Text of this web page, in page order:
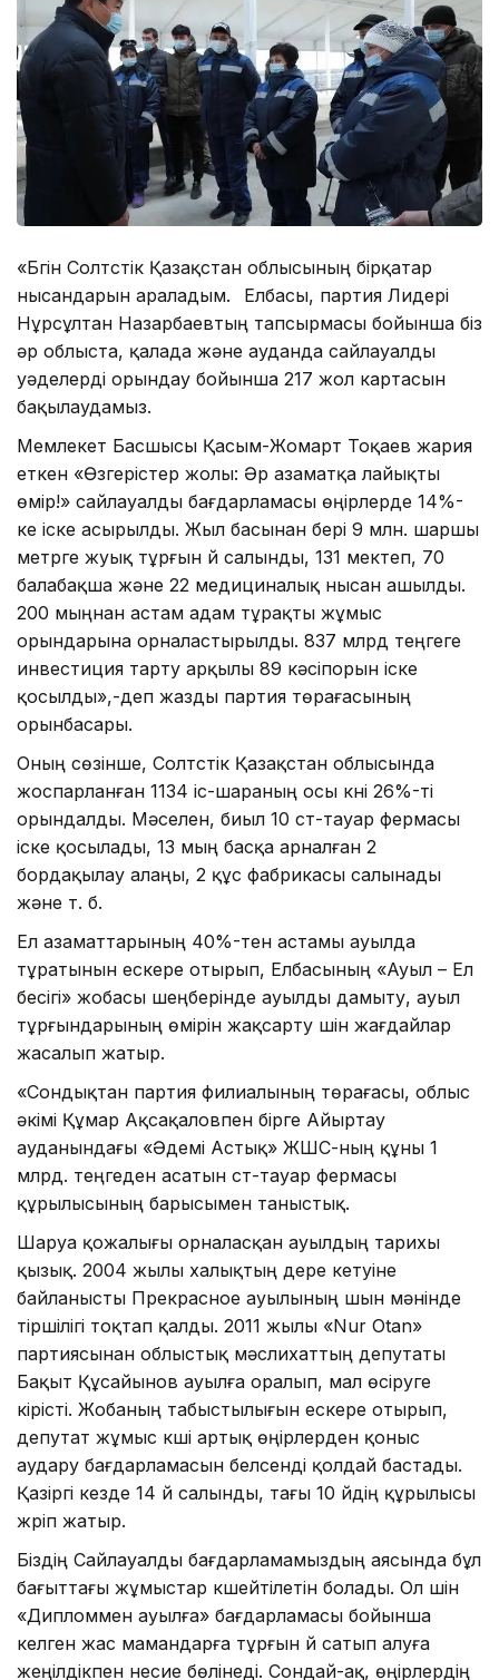
«Бүгін Солтүстік Қазақстан облысының бірқатар
нысандарын араладым.⠀Елбасы, партия Лидері
Нұрсұлтан Назарбаевтың тапсырмасы бойынша біз
әр облыста, қалада және ауданда сайлауалды
уәделерді орындау бойынша 217 жол картасын
бақылаудамыз.⠀
Мемлекет Басшысы Қасым-Жомарт Тоқаев жария
еткен «Өзгерістер жолы: Әр азаматқа лайықты
өмір!» сайлауалды бағдарламасы өңірлерде 14%-
ке іске асырылды. Жыл басынан бері 9 млн. шаршы
метрге жуық тұрғын үй салынды, 131 мектеп, 70
балабақша және 22 медициналық нысан ашылды.
200 мыңнан астам адам тұрақты жұмыс
орындарына орналастырылды. 837 млрд теңгеге
инвестиция тарту арқылы 89 кәсіпорын іске
қосылды»,-деп жазды партия төрағасының
орынбасары.
Оның сөзінше, Солтүстік Қазақстан облысында
жоспарланған 1134 іс-шараның осы күні 26%-ті
орындалды. Мәселен, биыл 10 сүт-тауар фермасы
іске қосылады, 13 мың басқа арналған 2
бордақылау алаңы, 2 құс фабрикасы салынады
және т. б.⠀
Ел азаматтарының 40%-тен астамы ауылда
тұратынын ескере отырып, Елбасының «Ауыл – Ел
бесігі» жобасы шеңберінде ауылды дамыту, ауыл
тұрғындарының өмірін жақсарту үшін жағдайлар
жасалып жатыр. ⠀
«Сондықтан партия филиалының төрағасы, облыс
әкімі Құмар Ақсақаловпен бірге Айыртау
ауданындағы «Әдемі Астық» ЖШС-ның құны 1
млрд. теңгеден асатын сүт-тауар фермасы
құрылысының барысымен таныстық. ⠀
Шаруа қожалығы орналасқан ауылдың тарихы
қызық. 2004 жылы халықтың үдере кетуіне
байланысты Прекрасное ауылының шын мәнінде
тіршілігі тоқтап қалды. 2011 жылы «Nur Otan»
партиясынан облыстық мәслихаттың депутаты
Бақыт Құсайынов ауылға оралып, мал өсіруге
кірісті. Жобаның табыстылығын ескере отырып,
депутат жұмыс күші артық өңірлерден қоныс
аудару бағдарламасын белсенді қолдай бастады.
Қазіргі кезде 14 үй салынды, тағы 10 үйдің құрылысы
жүріп жатыр.⠀
Біздің Сайлауалды бағдарламамыздың аясында бұл
бағыттағы жұмыстар күшейтілетін болады. Ол үшін
«Дипломмен ауылға» бағдарламасы бойынша
келген жас мамандарға тұрғын үй сатып алуға
жеңілдікпен несие бөлінеді. Сондай-ақ, өңірлердің